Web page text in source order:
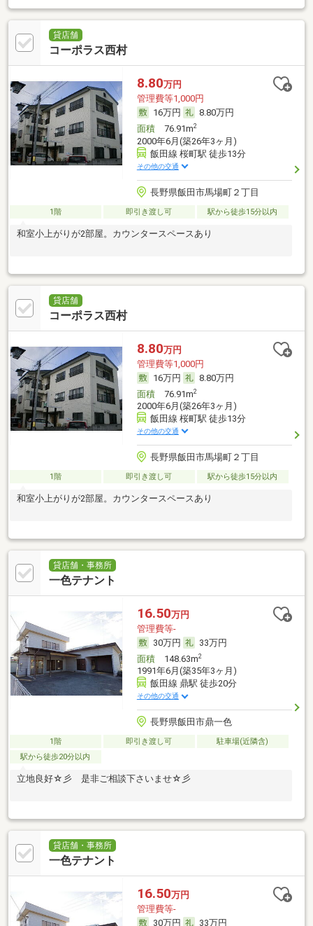
貸店舗
コーポラス西村
8.80万円
管理費等1,000円
16万円
8.80万円
面積76.91m2
2000年6月(築26年3ヶ月)
飯田線 桜町駅 徒歩13分
その他の交通
長野県飯田市馬場町２丁目
1階 即引き渡し可 駅から徒歩15分以内
和室小上がりが2部屋。カウンタースペースあり
貸店舗
コーポラス西村
8.80万円
管理費等1,000円
16万円
8.80万円
面積76.91m2
2000年6月(築26年3ヶ月)
飯田線 桜町駅 徒歩13分
その他の交通
長野県飯田市馬場町２丁目
1階 即引き渡し可 駅から徒歩15分以内
和室小上がりが2部屋。カウンタースペースあり
貸店舗・事務所
一色テナント
16.50万円
管理費等-
30万円
33万円
面積148.63m2
1991年6月(築35年3ヶ月)
飯田線 鼎駅 徒歩20分
その他の交通
長野県飯田市鼎一色
1階 即引き渡し可
駐車場(近隣含)
駅から徒歩20分以内
立地良好☆彡 是非ご相談下さいませ☆彡
貸店舗・事務所
一色テナント
16.50万円
管理費等-
30万円
33万円